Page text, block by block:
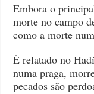
Embora o
morte no campo
como a morte
É relatado no
numa praga,
pecados são